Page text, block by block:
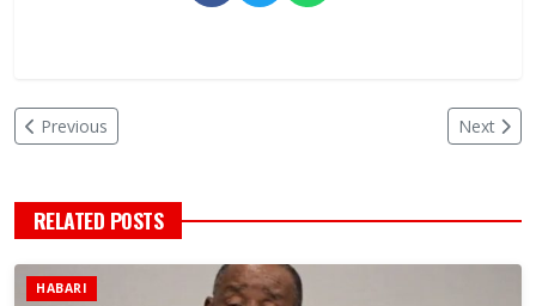
Previous Next
RELATED POSTS
HABARI